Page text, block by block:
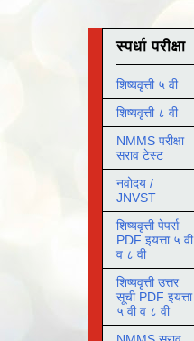
स्पर्धा परीक्षा
शिष्यवृत्ती ५ वी
शिष्यवृत्ती ८ वी
NMMS परीक्षा
सराव टेस्ट
नवोदय /
JNVST
शिष्यवृत्ती पेपर्स
PDF इयत्ता ५ वी
व ८ वी
शिष्यवृत्ती उत्तर
सूची PDF इयत्ता
५ वी व ८ वी